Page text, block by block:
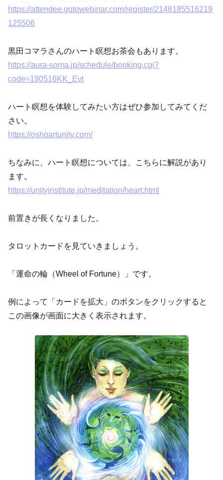
https://attendee.gotowebinar.com/register/2148185516219
125506
黒田コマラさんのハート瞑想お茶会もあります。
https://aura-soma.jp/schedule/booking.cgi?
code=190516KK_Evt
ハート瞑想を体験してみたい方はぜひ参加してみてくだ
さい。
https://oshoartunity.com/
ちなみに、ハート瞑想については、こちらに解説があり
ます。
https://unityinstitute.jp/meditation/heart.html
前置きが長くなりました。
タロットカードを見ていきましょう。
「運命の輪（Wheel of Fortune）」です。
例によって「カードを拡大」のボタンをクリックすると
この画像が画面に大きく表示されます。